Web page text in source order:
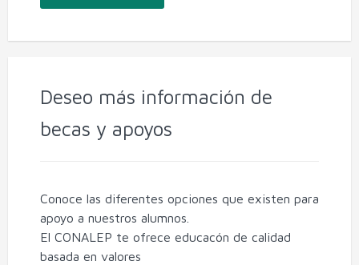
Deseo más información de
becas y apoyos
Conoce las diferentes opciones que existen para
apoyo a nuestros alumnos.
El CONALEP te ofrece educacón de calidad
basada en valores